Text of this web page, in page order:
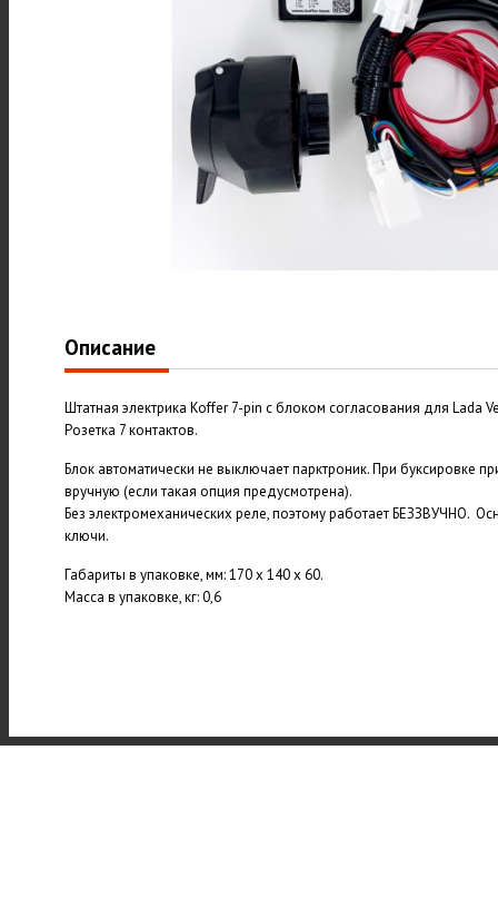
Описание
Штатная электрика Koffer 7-pin с блоком согласования для Lada
Розетка 7 контактов.
Блок автоматически не выключает парктроник. При буксировке
вручную (если такая опция предусмотрена).
Без электромеханических реле, поэтому работает БЕЗЗВУЧНО.
ключи.
Габариты в упаковке, мм: 170 х 140 х 60.
Масса в упаковке, кг: 0,6